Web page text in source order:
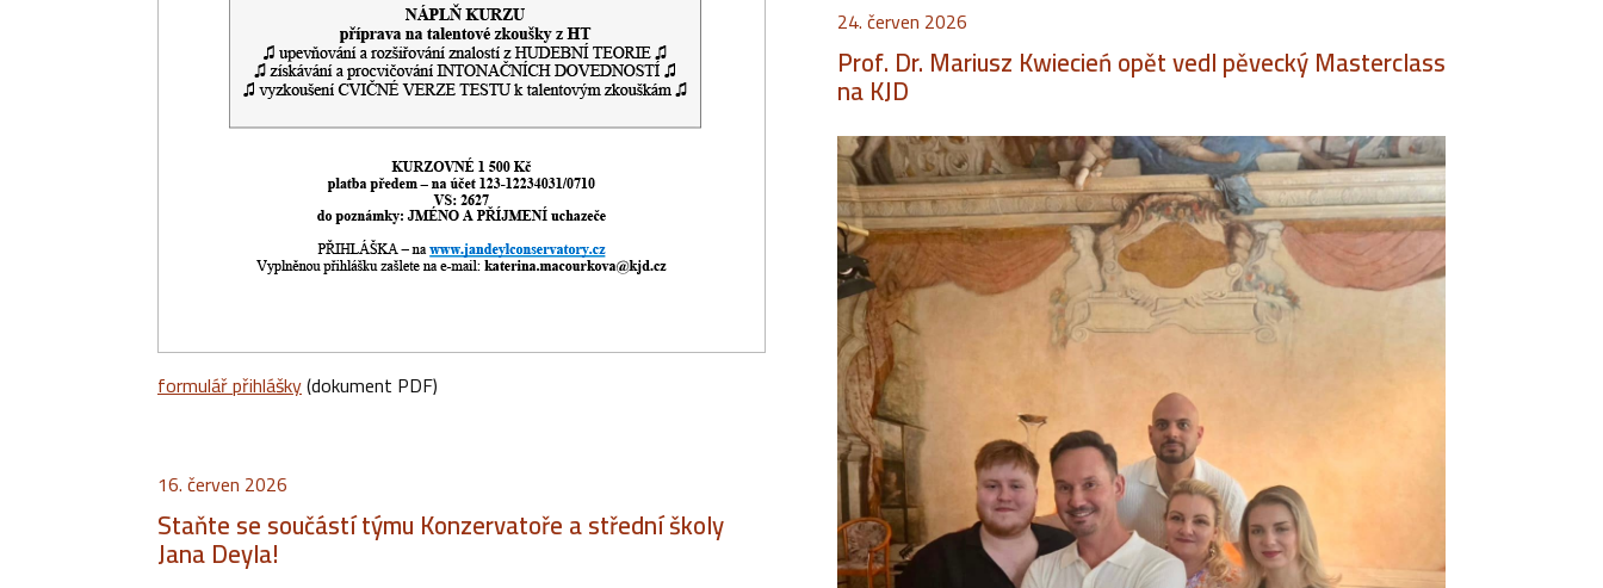
formulář přihlášky(dokument PDF)
16. červen 2026
Staňte se součástí týmu Konzervatoře a střední školy
Jana Deyla!
24. červen 2026
Prof. Dr. Mariusz Kwiecień opět vedl pěvecký Masterclass
na KJD